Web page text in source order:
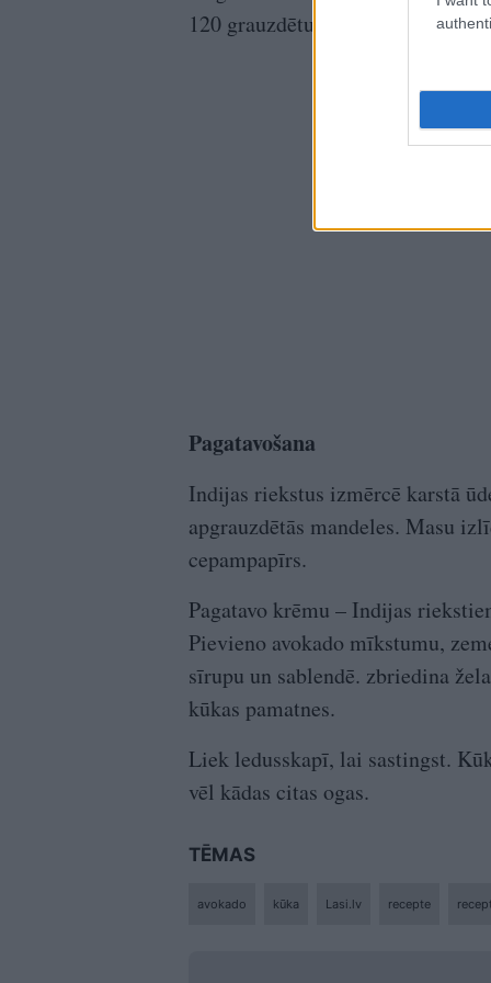
120 grauzdētu mandeļu
Pagatavošana
Indijas riekstus izmērcē karstā
apgrauzdētās mandeles. Masu
cepampapīrs.
Pagatavo krēmu – Indijas
Pievieno avokado mīkstumu,
sīrupu un sablendē. zbriedina
kūkas pamatnes.
Liek ledusskapī, lai sastingst.
vēl kādas citas ogas.
TĒMAS
avokado kūka Lasi.lv recepte